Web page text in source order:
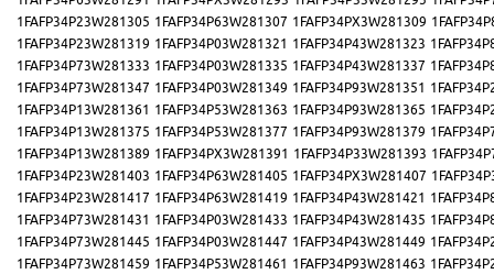
1FAFP34P23W281305 1FAFP34P63W281307 1FAFP34PX3W281309
1FAFP34P23W281319 1FAFP34P03W281321 1FAFP34P43W281323
1FAFP34P73W281333 1FAFP34P03W281335 1FAFP34P43W281337
1FAFP34P73W281347 1FAFP34P03W281349 1FAFP34P93W281351
1FAFP34P13W281361 1FAFP34P53W281363 1FAFP34P93W281365
1FAFP34P13W281375 1FAFP34P53W281377 1FAFP34P93W281379
1FAFP34P13W281389 1FAFP34PX3W281391 1FAFP34P33W281393
1FAFP34P23W281403 1FAFP34P63W281405 1FAFP34PX3W281407
1FAFP34P23W281417 1FAFP34P63W281419 1FAFP34P43W281421
1FAFP34P73W281431 1FAFP34P03W281433 1FAFP34P43W281435
1FAFP34P73W281445 1FAFP34P03W281447 1FAFP34P43W281449
1FAFP34P73W281459 1FAFP34P53W281461 1FAFP34P93W281463